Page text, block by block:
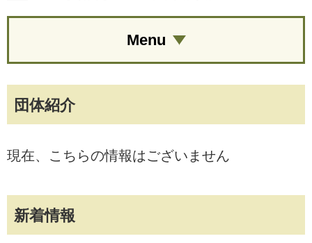
団体紹介
現在、こちらの情報はございません
新着情報
Menu